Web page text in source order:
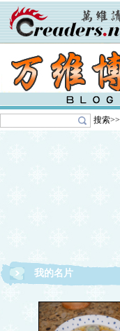
搜索>>
我的名片